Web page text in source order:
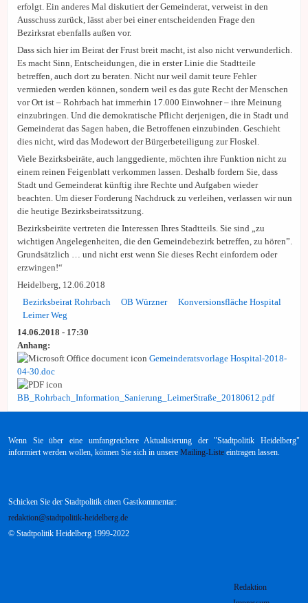
erfolgt. Ein anderes Mal diskutiert der Gemeinderat, verweist in den
Ausschuss zurück, lässt aber bei einer entscheidenden Frage den
Bezirksrat ebenfalls außen vor.
Dass sich hier im Beirat der Frust breit macht, ist also nicht verwunderlich.
Es macht Sinn, Entscheidungen, die in erster Linie die Stadtteile
betreffen, auch dort zu beraten. Nicht nur weil damit teure Fehler
vermieden werden können, sondern weil es das gute Recht der Menschen
vor Ort ist – Rohrbach hat immerhin 17.000 Einwohner – ihre Meinung
einzubringen. Und die demokratische Pflicht derjenigen, die in Stadt und
Gemeinderat das Sagen haben, die Betroffenen einzubinden. Geschieht
dies nicht, wird das Modewort der Bürgerbeteiligung zur Floskel.
Viele Bezirksbeiräte, auch langgediente, möchten ihre Funktion nicht zu
einem reinen Feigenblatt verkommen lassen. Deshalb fordern Sie, dass
Stadt und Gemeinderat künftig ihre Rechte und Aufgaben wieder
beachten. Um dieser Forderung Nachdruck zu verleihen, verlassen wir nun
die heutige Bezirksbeiratssitzung.
Bezirksbeiräte vertreten die Interessen Ihres Stadtteils. Sie sind „zu
wichtigen Angelegen­heiten, die den Gemeindebezirk betreffen, zu hören”.
Grundsätzlich … und nicht erst wenn Sie dieses Recht einfordern oder
erzwingen!“
Heidelberg, 12.06.2018
Bezirksbeirat Rohrbach
OB Würzner
Konversionsfläche Hospital
Leimer Weg
14.06.2018 - 17:30
Anhang:
Gemeinderatsvorlage Hospital-2018-
04-30.doc
BB_Rohrbach_Information_Sanierung_LeimerStraße_20180612.pdf
Wenn Sie über eine umfangreichere Aktualisierung der "Stadtpolitik Heidelberg"
informiert werden wollen, können Sie sich in unsere Mailing-Liste eintragen lassen.
Schicken Sie der Stadtpolitik einen Gastkommentar:
redaktion@stadtpolitik-heidelberg.de
© Stadtpolitik Heidelberg 1999-2022
Redaktion